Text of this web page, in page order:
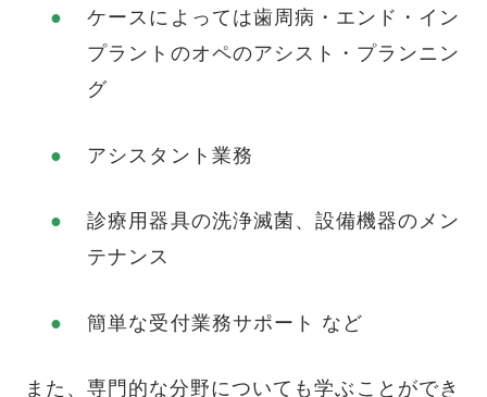
ケースによっては歯周病・エンド・イン
プラントのオペのアシスト・プランニン
グ
アシスタント業務
診療用器具の洗浄滅菌、設備機器のメン
テナンス
簡単な受付業務サポート など
また、専門的な分野についても学ぶことができ